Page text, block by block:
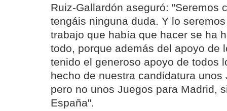
Ruiz-Gallardón aseguró: "Seremos
tengáis ninguna duda. Y lo
trabajo que había que hacer se ha
todo, porque además del apoyo de
tenido el generoso apoyo de todos
hecho de nuestra candidatura unos
pero no unos Juegos para Madrid,
España".